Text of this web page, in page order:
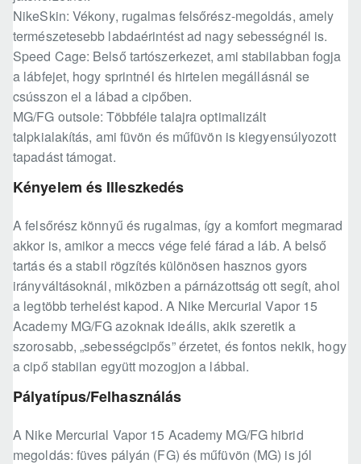
NikeSkin: Vékony, rugalmas felsőrész-megoldás, amely
természetesebb labdaérintést ad nagy sebességnél is.
Speed Cage: Belső tartószerkezet, ami stabilabban fogja
a lábfejet, hogy sprintnél és hirtelen megállásnál se
csússzon el a lábad a cipőben.
MG/FG outsole: Többféle talajra optimalizált
talpkialakítás, ami füvön és műfüvön is kiegyensúlyozott
tapadást támogat.
Kényelem és Illeszkedés
A felsőrész könnyű és rugalmas, így a komfort megmarad
akkor is, amikor a meccs vége felé fárad a láb. A belső
tartás és a stabil rögzítés különösen hasznos gyors
irányváltásoknál, miközben a párnázottság ott segít, ahol
a legtöbb terhelést kapod. A Nike Mercurial Vapor 15
Academy MG/FG azoknak ideális, akik szeretik a
szorosabb, „sebességcipős” érzetet, és fontos nekik, hogy
a cipő stabilan együtt mozogjon a lábbal.
Pályatípus/Felhasználás
A Nike Mercurial Vapor 15 Academy MG/FG hibrid
megoldás: füves pályán (FG) és műfüvön (MG) is jól